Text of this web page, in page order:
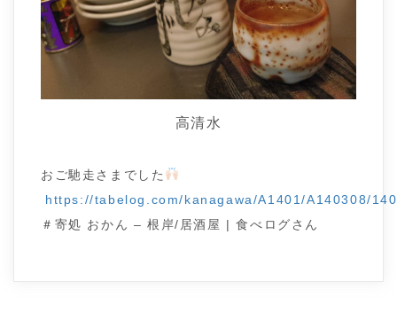
高清水
おご馳走さまでした
https://tabelog.com/kanagawa/A1401/A140308/
＃寄処 おかん – 根岸/居酒屋 | 食べログさん